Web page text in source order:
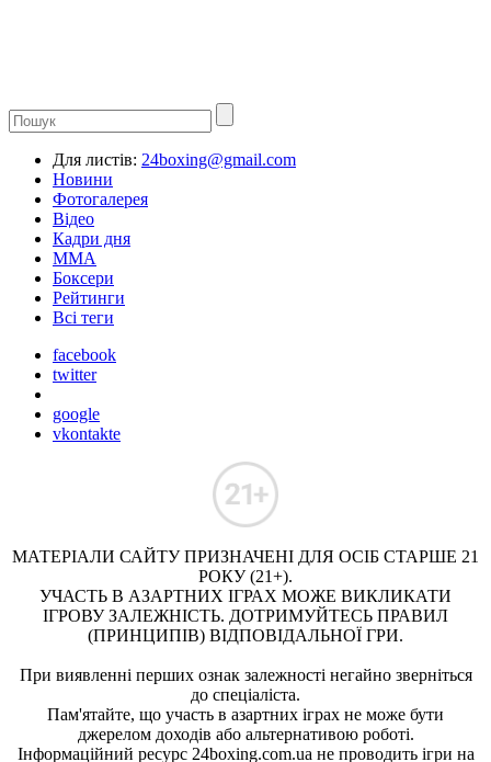
Для листів: 24boxing@gmail.com
Новини
Фотогалерея
Відео
Кадри дня
ММА
Боксери
Рейтинги
Всі теги
facebook
twitter
google
vkontakte
МАТЕРІАЛИ САЙТУ ПРИЗНАЧЕНІ ДЛЯ ОСІБ СТАРШЕ 21
РОКУ (21+).
УЧАСТЬ В АЗАРТНИХ ІГРАХ МОЖЕ ВИКЛИКАТИ
ІГРОВУ ЗАЛЕЖНІСТЬ. ДОТРИМУЙТЕСЬ ПРАВИЛ
(ПРИНЦИПІВ) ВІДПОВІДАЛЬНОЇ ГРИ.
При виявленні перших ознак залежності негайно зверніться
до спеціаліста.
Пам'ятайте, що участь в азартних іграх не може бути
джерелом доходів або альтернативою роботі.
Інформаційний ресурс 24boxing.com.ua не проводить ігри на